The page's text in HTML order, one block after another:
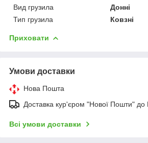
Вид грузила
Донні
Тип грузила
Ковзні
Приховати
Умови доставки
Нова Пошта
Доставка кур'єром "Нової Пошти"
Всі умови доставки